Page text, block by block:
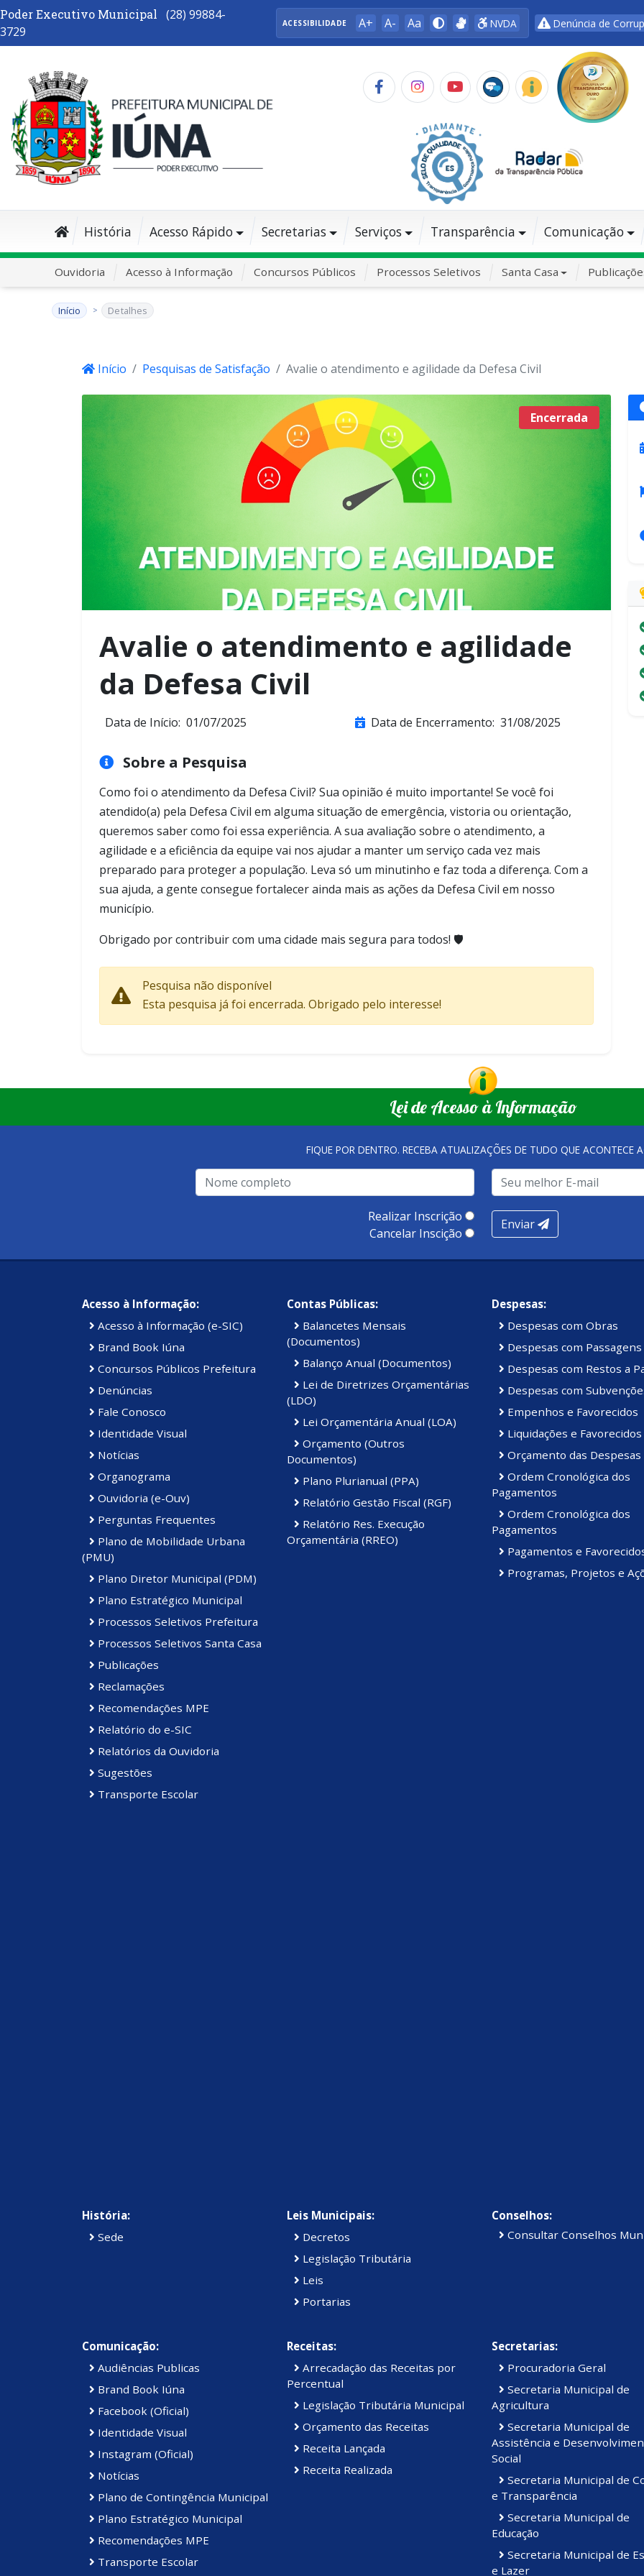
Poder Executivo Municipal
(28) 99884-
3729
ACESSIBILIDADE A+ A- Aa NVDA Denúncia de
História Acesso Rápido Secretarias Serviços Transparência Comunicação
Ouvidoria Acesso à Informação Concursos Públicos Processos Seletivos Santa Casa
Início Detalhes
Início Pesquisas de Satisfação Avalie o atendimento e agilidade da Defesa Civil
Encerrada
Avalie o atendimento e agilidade
da Defesa Civil
Data de Início: 01/07/2025 Data de Encerramento: 31/08/2025
Sobre a Pesquisa
Como foi o atendimento da Defesa Civil? Sua opinião é muito importante! Se você foi
atendido(a) pela Defesa Civil em alguma situação de emergência, vistoria ou orientação,
queremos saber como foi essa experiência. A sua avaliação sobre o atendimento, a
agilidade e a eficiência da equipe vai nos ajudar a manter um serviço cada vez mais
preparado para proteger a população. Leva só um minutinho e faz toda a diferença. Com a
sua ajuda, a gente consegue fortalecer ainda mais as ações da Defesa Civil em nosso
município.
Obrigado por contribuir com uma cidade mais segura para todos! 🛡️
Pesquisa não disponível
Esta pesquisa já foi encerrada. Obrigado pelo interesse!
Lei de Acesso à Informação
FIQUE POR DENTRO. RECEBA ATUALIZAÇÕES DE TUDO QUE ACONTECE
Realizar Inscrição
Cancelar Inscição
Enviar
Acesso à Informação:
Acesso à Informação (e-SIC)
Brand Book Iúna
Concursos Públicos Prefeitura
Denúncias
Fale Conosco
Identidade Visual
Notícias
Organograma
Ouvidoria (e-Ouv)
Perguntas Frequentes
Plano de Mobilidade Urbana
(PMU)
Plano Diretor Municipal (PDM)
Plano Estratégico Municipal
Processos Seletivos Prefeitura
Processos Seletivos Santa Casa
Publicações
Reclamações
Recomendações MPE
Relatório do e-SIC
Relatórios da Ouvidoria
Sugestões
Transporte Escolar
Contas Públicas:
Balancetes Mensais
(Documentos)
Balanço Anual (Documentos)
Lei de Diretrizes Orçamentárias
(LDO)
Lei Orçamentária Anual (LOA)
Orçamento (Outros
Documentos)
Plano Plurianual (PPA)
Relatório Gestão Fiscal (RGF)
Relatório Res. Execução
Orçamentária (RREO)
Despesas:
Despesas com Obras
Despesas com Passagens
Despesas com Restos a
Despesas com
Empenhos e Favorecidos
Liquidações e Favorecidos
Orçamento das Despesas
Ordem Cronológica dos
Pagamentos
Ordem Cronológica dos
Pagamentos
Pagamentos e
Programas, Projetos e
História:
Sede
Leis Municipais:
Decretos
Legislação Tributária
Leis
Portarias
Conselhos:
Consultar Conselhos
Comunicação:
Audiências Publicas
Brand Book Iúna
Facebook (Oficial)
Identidade Visual
Instagram (Oficial)
Notícias
Plano de Contingência Municipal
Plano Estratégico Municipal
Recomendações MPE
Transporte Escolar
Receitas:
Arrecadação das Receitas por
Percentual
Legislação Tributária Municipal
Orçamento das Receitas
Receita Lançada
Receita Realizada
Secretarias:
Procuradoria Geral
Secretaria Municipal de
Agricultura
Secretaria Municipal de
Assistência e
Social
Secretaria Municipal de
e Transparência
Secretaria Municipal de
Educação
Secretaria Municipal de
e Lazer